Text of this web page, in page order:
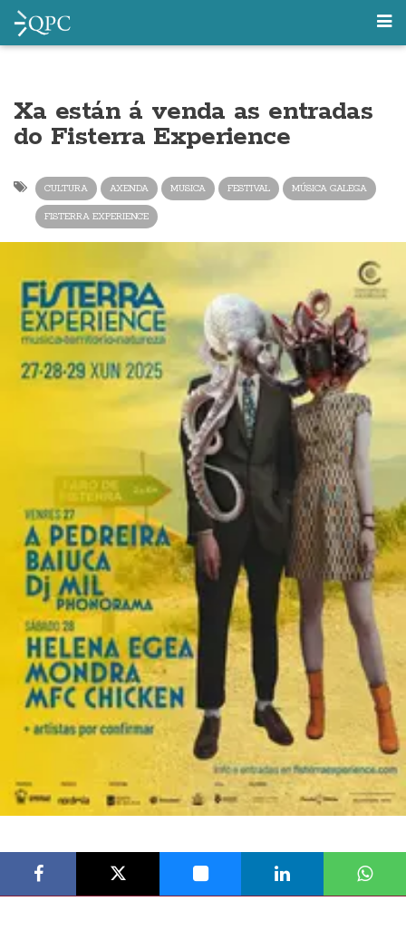
Xa están á venda as entradas
do Fisterra Experience
CULTURA AXENDA MUSICA FESTIVAL MÚSICA GALEGA
FISTERRA EXPERIENCE